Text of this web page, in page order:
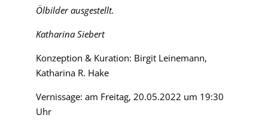
Ölbilder ausgestellt.
Katharina Siebert
Konzeption & Kuration: Birgit Leinemann,
Katharina R. Hake
Vernissage: am Freitag, 20.05.2022 um 19:30
Uhr